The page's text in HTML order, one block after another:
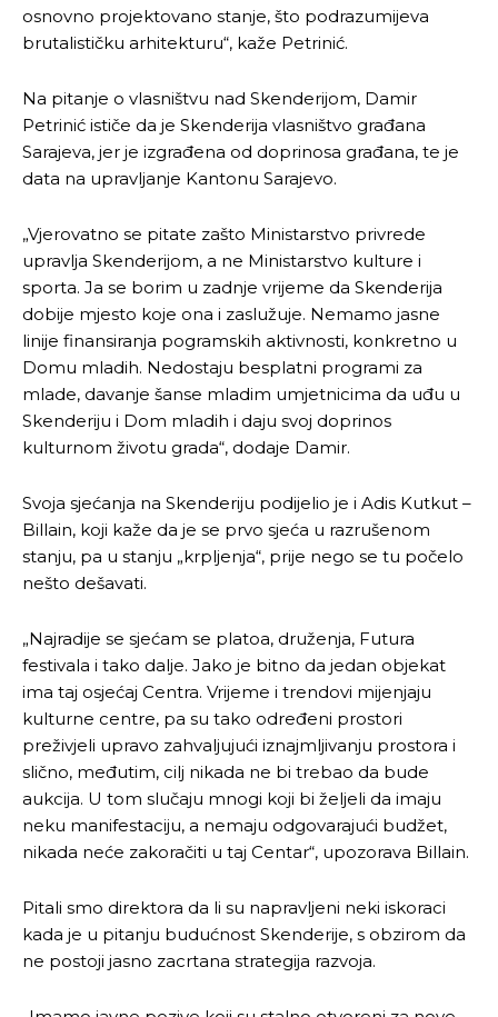
osnovno projektovano stanje, što podrazumijeva
brutalističku arhitekturu“, kaže Petrinić.
Na pitanje o vlasništvu nad Skenderijom, Damir
Petrinić ističe da je Skenderija vlasništvo građana
Sarajeva, jer je izgrađena od doprinosa građana, te je
data na upravljanje Kantonu Sarajevo.
„Vjerovatno se pitate zašto Ministarstvo privrede
upravlja Skenderijom, a ne Ministarstvo kulture i
sporta. Ja se borim u zadnje vrijeme da Skenderija
dobije mjesto koje ona i zaslužuje. Nemamo jasne
linije finansiranja pogramskih aktivnosti, konkretno u
Domu mladih. Nedostaju besplatni programi za
mlade, davanje šanse mladim umjetnicima da uđu u
Skenderiju i Dom mladih i daju svoj doprinos
kulturnom životu grada“, dodaje Damir.
Svoja sjećanja na Skenderiju podijelio je i Adis Kutkut –
Billain, koji kaže da je se prvo sjeća u razrušenom
stanju, pa u stanju „krpljenja“, prije nego se tu počelo
nešto dešavati.
„Najradije se sjećam se platoa, druženja, Futura
festivala i tako dalje. Jako je bitno da jedan objekat
ima taj osjećaj Centra. Vrijeme i trendovi mijenjaju
kulturne centre, pa su tako određeni prostori
preživjeli upravo zahvaljujući iznajmljivanju prostora i
slično, međutim, cilj nikada ne bi trebao da bude
aukcija. U tom slučaju mnogi koji bi željeli da imaju
neku manifestaciju, a nemaju odgovarajući budžet,
nikada neće zakoračiti u taj Centar“, upozorava Billain.
Pitali smo direktora da li su napravljeni neki iskoraci
kada je u pitanju budućnost Skenderije, s obzirom da
ne postoji jasno zacrtana strategija razvoja.